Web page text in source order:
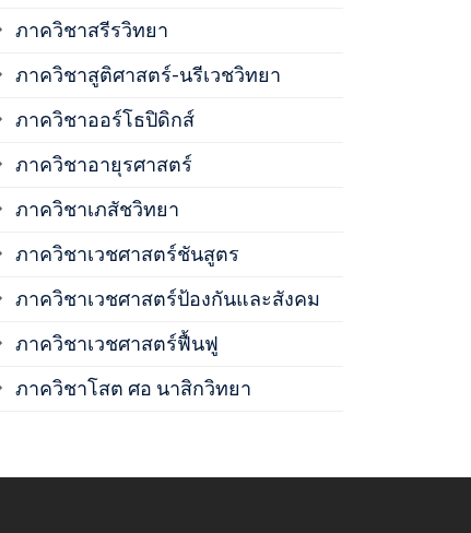
ภาควิชาสรีรวิทยา
ภาควิชาสูติศาสตร์-นรีเวชวิทยา
ภาควิชาออร์โธปิดิกส์
ภาควิชาอายุรศาสตร์
ภาควิชาเภสัชวิทยา
ภาควิชาเวชศาสตร์ชันสูตร
ภาควิชาเวชศาสตร์ป้องกันและสังคม
ภาควิชาเวชศาสตร์ฟื้นฟู
ภาควิชาโสต ศอ นาสิกวิทยา